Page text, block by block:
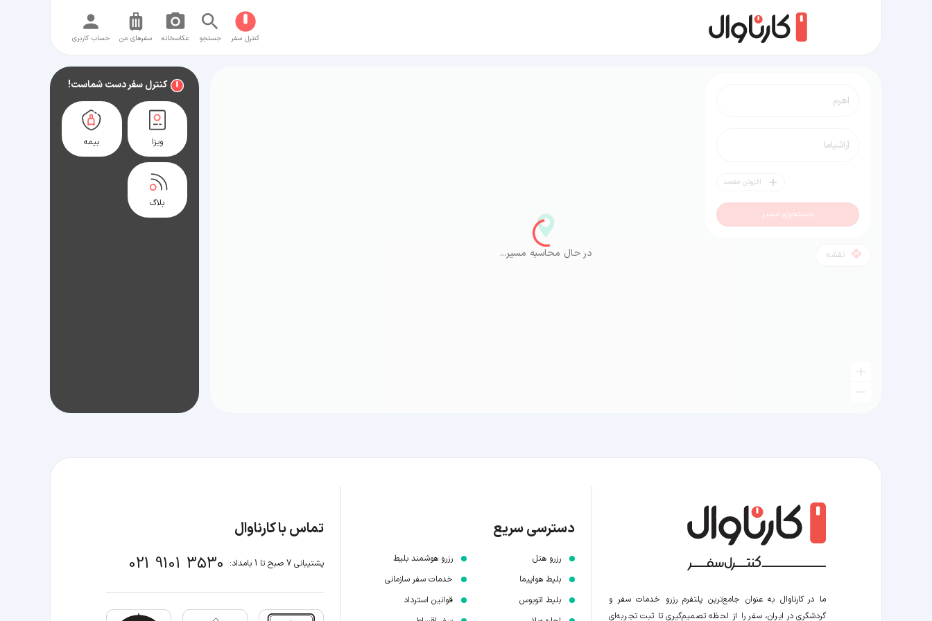
کنترل سفر جستجو عکاسخانه سفر‌های من حساب کاربری
افزودن مقصد
جستجوی مسیر
نقشه در حال محاسبه مسیر...
کنترل سفر دست شماست!
ویزا بیمه
بلاگ
ما در کارناوال به عنوان جامع‌ترین پلتفرم رزرو خدمات سفر و
گردشگری در ایران، سفر را از لحظه‌ تصمیم‌گیری تا ثبت تجربه‌ای
دسترسی سریع
رزرو هتل
بلیط هواپیما
بلیط اتوبوس
رزرو هوشمند بلیط
خدمات سفر سازمانی
قوانین استرداد
تماس با کارناوال
پشتیبانی 7 صبح تا 1 بامداد: 021 9101 3530